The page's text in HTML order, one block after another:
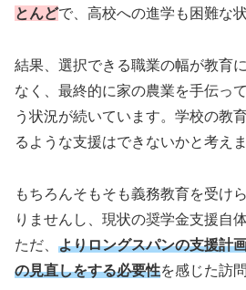
とんどで、高校への進学も困難な
結果、選択できる職業の幅が教育
なく、最終的に家の農業を手伝っ
う状況が続いています。学校の教
るような支援はできないかと考えま
もちろんそもそも義務教育を受け
りませんし、現状の奨学金支援自
ただ、 よりロングスパンの支援計
の見直しをする必要性を感じた訪